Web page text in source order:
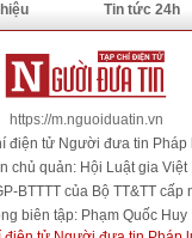
Tin tức 24h
https://m.nguoiduatin.vn
điện tử Người đưa tin Pháp
chủ quản: Hội Luật gia Việt
BTTTT của Bộ TT&TT cấp
biên tập: Phạm Quốc Huy